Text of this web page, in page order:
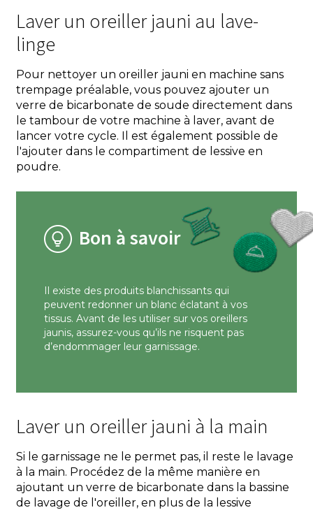
Laver un oreiller jauni au lave-
linge
Pour nettoyer un oreiller jauni en machine sans
trempage préalable, vous pouvez ajouter un
verre de bicarbonate de soude directement dans
le tambour de votre machine à laver, avant de
lancer votre cycle. Il est également possible de
l'ajouter dans le compartiment de lessive en
poudre.
Bon à savoir
Il existe des produits blanchissants qui
peuvent redonner un blanc éclatant à vos
tissus. Avant de les utiliser sur vos oreillers
jaunis, assurez-vous qu’ils ne risquent pas
d’endommager leur garnissage.
Laver un oreiller jauni à la main
Si le garnissage ne le permet pas, il reste le lavage
à la main. Procédez de la même manière en
ajoutant un verre de bicarbonate dans la bassine
de lavage de l'oreiller, en plus de la lessive